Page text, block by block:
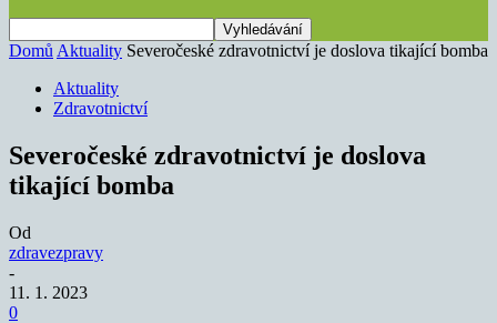
Domů Aktuality Severočeské zdravotnictví je doslova tikající bomba
Aktuality
Zdravotnictví
Severočeské zdravotnictví je doslova
tikající bomba
Od
zdravezpravy
-
11. 1. 2023
0